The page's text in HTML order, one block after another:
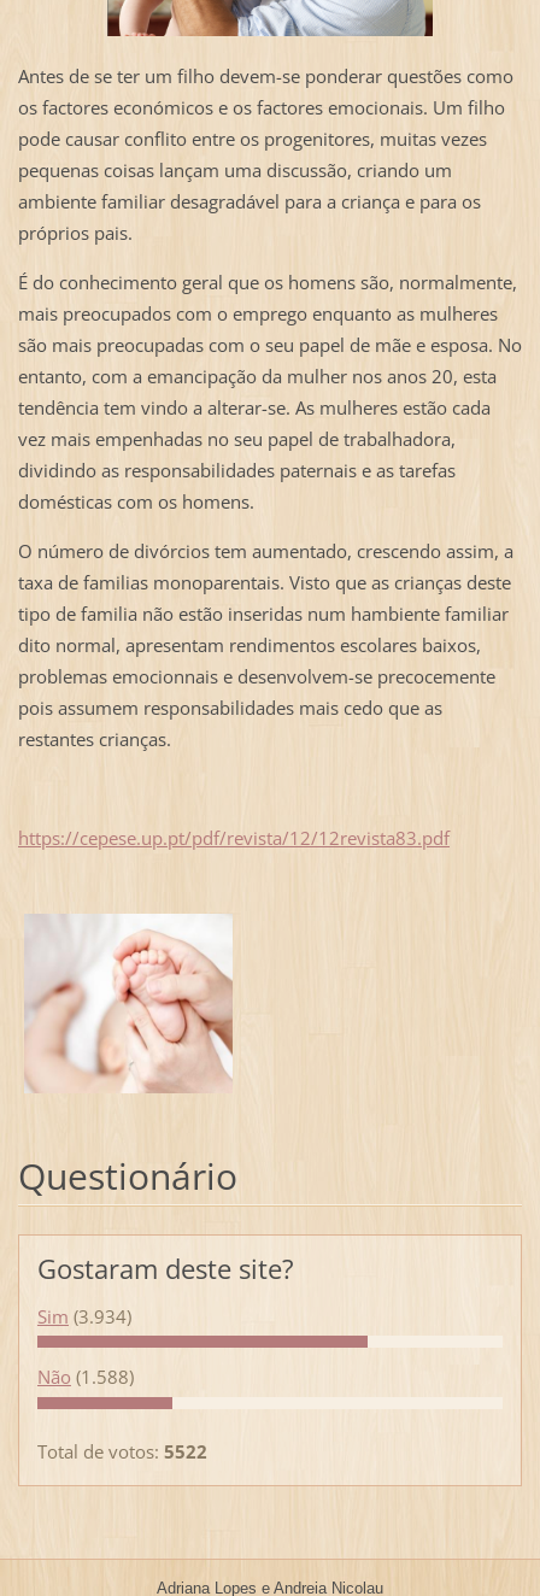
Antes de se ter um filho devem-se ponderar questões como
os factores económicos e os factores emocionais. Um filho
pode causar conflito entre os progenitores, muitas vezes
pequenas coisas lançam uma discussão, criando um
ambiente familiar desagradável para a criança e para os
próprios pais.
É do conhecimento geral que os homens são, normalmente,
mais preocupados com o emprego enquanto as mulheres
são mais preocupadas com o seu papel de mãe e esposa. No
entanto, com a emancipação da mulher nos anos 20, esta
tendência tem vindo a alterar-se. As mulheres estão cada
vez mais empenhadas no seu papel de trabalhadora,
dividindo as responsabilidades paternais e as tarefas
domésticas com os homens.
O número de divórcios tem aumentado, crescendo assim, a
taxa de familias monoparentais. Visto que as crianças deste
tipo de familia não estão inseridas num hambiente familiar
dito normal, apresentam rendimentos escolares baixos,
problemas emocionnais e desenvolvem-se precocemente
pois assumem responsabilidades mais cedo que as
restantes crianças.
https://cepese.up.pt/pdf/revista/12/12revista83.pdf
Questionário
Gostaram deste site?
Sim (3.934)
Não (1.588)
Total de votos: 5522
Adriana Lopes e Andreia Nicolau